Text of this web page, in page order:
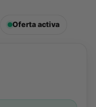
Oferta activa